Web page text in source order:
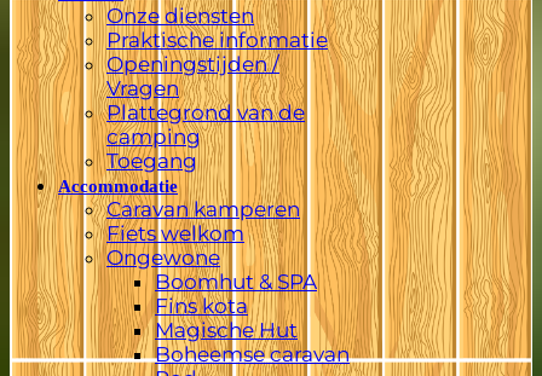
Onze diensten
Praktische informatie
Openingstijden /
Vragen
Plattegrond van de
camping
Toegang
Accommodatie
Caravan kamperen
Fiets welkom
Ongewone
Boomhut & SPA
Fins kota
Magische Hut
Boheemse caravan